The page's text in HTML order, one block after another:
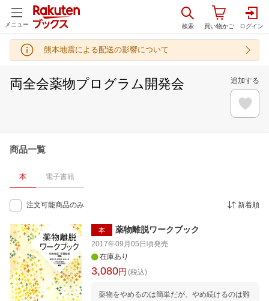
メニュー
熊本地震による配送の影響について
両全会薬物プログラム開発会 追加する
商品一覧
本 電子書籍
注文可能商品のみ 新着順
本 薬物離脱ワークブック
2017年09月05日頃発売
在庫あり
3,080円 (税込)
薬物をやめるのは簡単だが、やめ続けるのは難